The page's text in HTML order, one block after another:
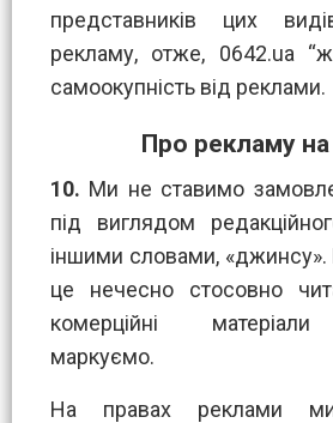
представників цих
рекламу, отже, 0642.ua
самоокупність від реклами.
Про рекламу на
10. Ми не ставимо
під виглядом
іншими словами,
це нечесно стосовно
комерційні
маркуємо.
На правах реклами